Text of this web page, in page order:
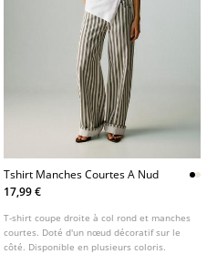
Tshirt Manches Courtes A Nud
17,99 €
T-shirt coupe droite à col rond et manches
courtes. Doté d'un nœud décoratif sur le
côté. Disponible en plusieurs coloris.